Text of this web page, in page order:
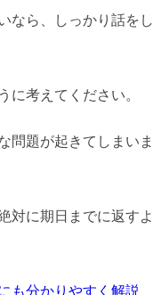
なら、しっかり話をし
に考えてください。
問題が起きてしまいま
対に期日までに返すよ
も分かりやすく解説